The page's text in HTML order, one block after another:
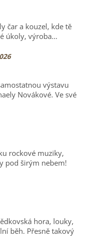
čar a kouzel, kde tě
úkoly, výroba…
výstavu
Novákové. Ve své
rockové muziky,
pod širým nebem!
hora, louky,
běh. Přesně takový